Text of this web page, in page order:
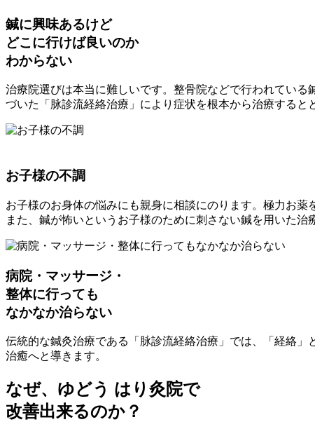
鍼に興味あるけど
どこに行けば良いのか
わからない
治療院選びは本当に難しいです。整骨院などで行われてい
づいた「脉診流経絡治療」により症状を根本から治療すると
お子様の不調
お子様のお身体の悩みにも親身に相談にのります。極力お薬
また、鍼が怖いというお子様のために刺さない鍼を用いた治
病院・マッサージ・
整体に行っても
なかなか治らない
伝統的な鍼灸治療である「脉診流経絡治療」では、「経絡
治癒へと導きます。
なぜ、ゆどう はり灸院で
改善出来るのか？